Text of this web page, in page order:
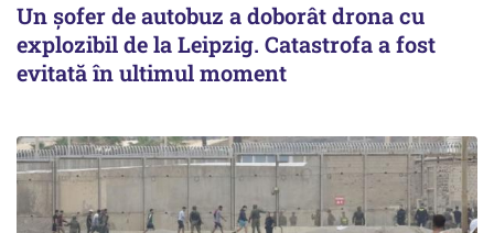
Un șofer de autobuz a doborât drona cu
explozibil de la Leipzig. Catastrofa a fost
evitată în ultimul moment